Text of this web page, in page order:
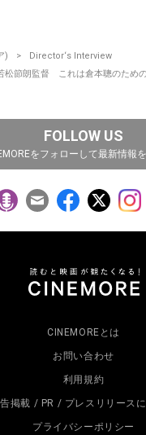
)
Director‘s Interview
松節朗監督 これは倉本聰のため
FOLLOW US
をフォローして最新情報
CINEMOREとは
お問い合わせ
利用規約
掲載 / PR / プレスリリース
プライバシーポリシー